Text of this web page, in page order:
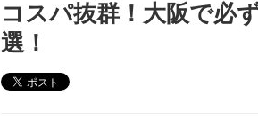
コスパ抜群！大阪で必
選！